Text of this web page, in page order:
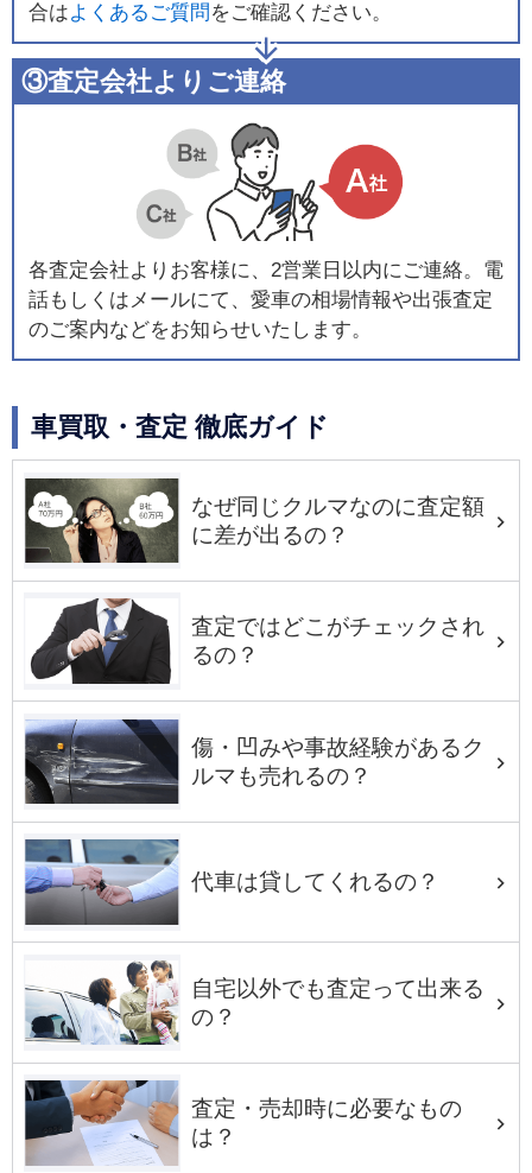
合はよくあるご質問 をご確認ください。
③査定会社よりご連絡
各査定会社よりお客様に、2営業日以内にご連絡。電
話もしくはメールにて、愛車の相場情報や出張査定
のご案内などをお知らせいたします。
車買取・査定 徹底ガイド
なぜ同じクルマなのに査定額
に差が出るの？
査定ではどこがチェックされ
るの？
傷・凹みや事故経験があるク
ルマも売れるの？
代車は貸してくれるの？
自宅以外でも査定って出来る
の？
査定・売却時に必要なもの
は？